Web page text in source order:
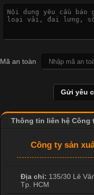
Vì Sao Cơ Sở Sản
Vải cotton là một trong
và thấm hút mồ hôi tốt.
sản xuất quần lót nam
Mã an toàn
Thông tin liên hệ Công
Công ty sản
Địa chỉ: 135/30 Lê
Tp. HCM